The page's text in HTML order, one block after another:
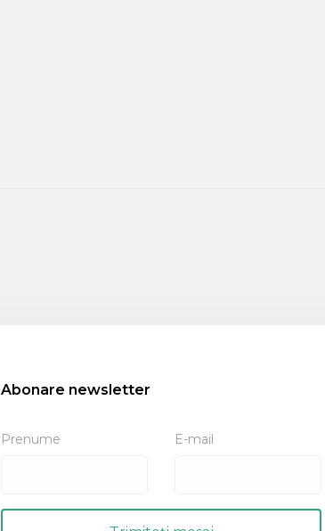
Abonare newsletter
Prenume E-mail